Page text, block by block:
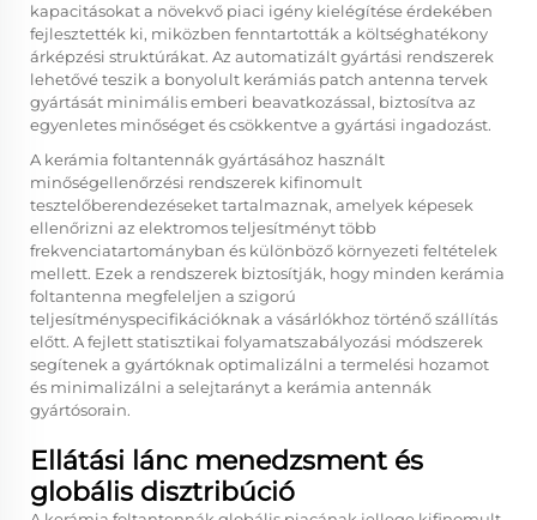
kapacitásokat a növekvő piaci igény kielégítése érdekében
fejlesztették ki, miközben fenntartották a költséghatékony
árképzési struktúrákat. Az automatizált gyártási rendszerek
lehetővé teszik a bonyolult kerámiás patch antenna tervek
gyártását minimális emberi beavatkozással, biztosítva az
egyenletes minőséget és csökkentve a gyártási ingadozást.
A kerámia foltantennák gyártásához használt
minőségellenőrzési rendszerek kifinomult
tesztelőberendezéseket tartalmaznak, amelyek képesek
ellenőrizni az elektromos teljesítményt több
frekvenciatartományban és különböző környezeti feltételek
mellett. Ezek a rendszerek biztosítják, hogy minden kerámia
foltantenna megfeleljen a szigorú
teljesítményspecifikációknak a vásárlókhoz történő szállítás
előtt. A fejlett statisztikai folyamatszabályozási módszerek
segítenek a gyártóknak optimalizálni a termelési hozamot
és minimalizálni a selejtarányt a kerámia antennák
gyártósorain.
Ellátási lánc menedzsment és
globális disztribúció